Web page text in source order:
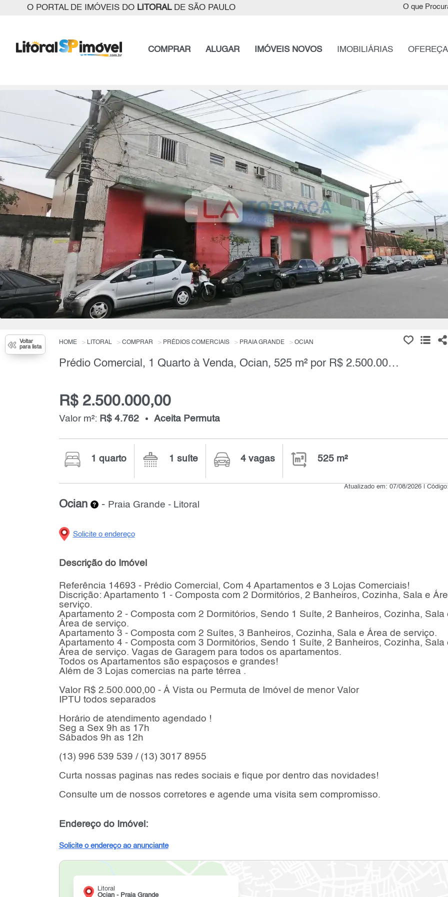
O PORTAL DE IMÓVEIS DO LITORALDE SÃO PAULO O que
COMPRAR ALUGAR IMÓVEIS NOVOS IMOBILIÁRIAS
Voltar
para lista
HOME LITORAL COMPRAR PRÉDIOS COMERCIAIS PRAIA GRANDE OCIAN
Prédio Comercial, 1 Quarto à Venda, Ocian, 525 m² por R$ 2.500.000,00
R$ 2.500.000,00
Valor m²: R$ 4.762 Aceita Permuta
1 quarto 1 suíte 4 vagas 525 m²
Atualizado em: 07/08/2026 |
Ocian - Praia Grande - Litoral
Solicite o endereço
Descrição do Imóvel
Referência 14693 - Prédio Comercial, Com 4 Apartamentos e 3 Lojas Comerciais!
Discrição: Apartamento 1 - Composta com 2 Dormitórios, 2 Banheiros, Cozinha, Sala e
serviço.
Apartamento 2 - Composta com 2 Dormitórios, Sendo 1 Suíte, 2 Banheiros, Cozinha, Sala
Área de serviço.
Apartamento 3 - Composta com 2 Suítes, 3 Banheiros, Cozinha, Sala e Área de serviço.
Apartamento 4 - Composta com 3 Dormitórios, Sendo 1 Suíte, 2 Banheiros, Cozinha, Sala
Área de serviço. Vagas de Garagem para todos os apartamentos.
Todos os Apartamentos são espaçosos e grandes!
Além de 3 Lojas comercias na parte térrea .
Valor R$ 2.500.000,00 - Á Vista ou Permuta de Imóvel de menor Valor
IPTU todos separados
Horário de atendimento agendado !
Seg a Sex 9h as 17h
Sábados 9h as 12h
(13) 996 539 539 / (13) 3017 8955
Curta nossas paginas nas redes sociais e fique por dentro das novidades!
Consulte um de nossos corretores e agende uma visita sem compromisso.
Endereço do Imóvel:
Solicite o endereço ao anunciante
Litoral
Ocian - Praia Grande